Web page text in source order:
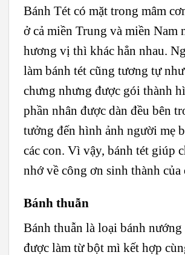
Bánh Tét có mặt trong mâm
ở cả miền Trung và miền Nam
hương vị thì khác hẳn nhau.
làm bánh tét cũng tương tự
chưng nhưng được gói thành
phần nhân được dàn đều bên
tưởng đến hình ảnh người mẹ
các con. Vì vậy, bánh tét giúp
nhớ về công ơn sinh thành của
Bánh thuẫn
Bánh thuẫn là loại bánh nướng
được làm từ bột mì kết hợp